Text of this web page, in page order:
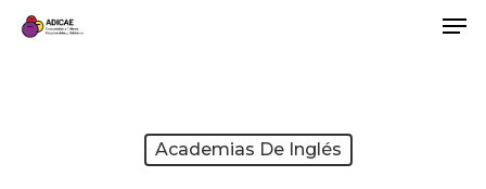
Academias De Inglés